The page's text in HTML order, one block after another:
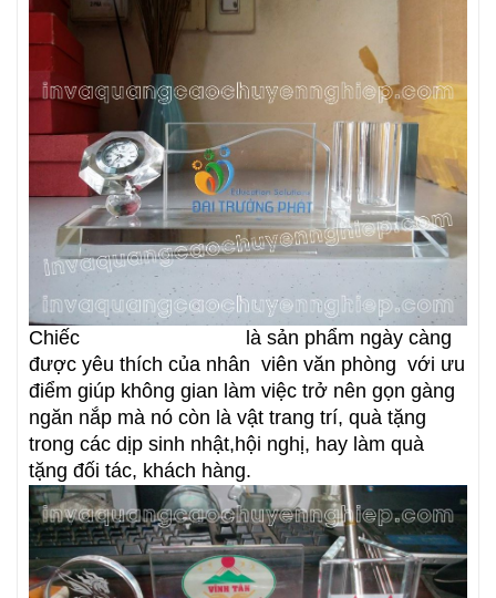
Chiếc
là sản phẩm ngày càng
được yêu thích của nhân viên văn phòng với ưu
điểm giúp không gian làm việc trở nên gọn gàng
ngăn nắp mà nó còn là vật trang trí, quà tặng
trong các dịp sinh nhật,hội nghị, hay làm quà
tặng đối tác, khách hàng.